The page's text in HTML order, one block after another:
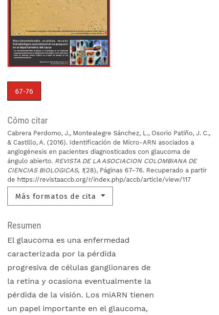
67-76
Cómo citar
Cabrera Perdomo, J., Montealegre Sánchez, L., Osorio Patiño, J. C.,
& Castillo, A. (2016). Identificación de Micro-ARN asociados a
angiogénesis en pacientes diagnosticados con glaucoma de
ángulo abierto. REVISTA DE LA ASOCIACION COLOMBIANA DE
CIENCIAS BIOLOGICAS, 1(28), Páginas 67–76. Recuperado a partir
de https://revistaaccb.org/r/index.php/accb/article/view/117
Más formatos de cita
Resumen
El glaucoma es una enfermedad
caracterizada por la pérdida
progresiva de células ganglionares de
la retina y ocasiona eventualmente la
pérdida de la visión. Los miARN tienen
un papel importante en el glaucoma,